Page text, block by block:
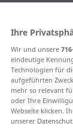
für
Ihre
Wir und unsere 716
eindeutige
Technologien für
aufgeführten
mehr so relevant
oder Ihre
Webseite klicken.
unserer